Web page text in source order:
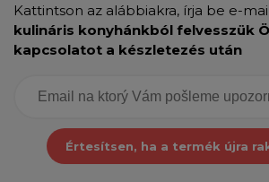
Kattintson az alábbiakra, írja be e-
kulináris konyhánkból felvesszük
kapcsolatot a készletezés után
Értesítsen, ha a termék újra